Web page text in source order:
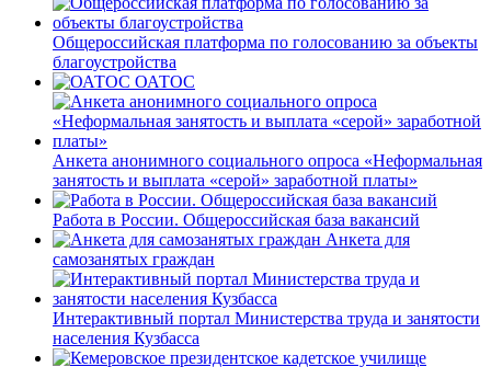
Общероссийская платформа по голосованию за объекты
благоустройства
ОАТОС
Анкета анонимного социального опроса «Неформальная
занятость и выплата «серой» заработной платы»
Работа в России. Общероссийская база вакансий
Анкета для
самозанятых граждан
Интерактивный портал Министерства труда и занятости
населения Кузбасса